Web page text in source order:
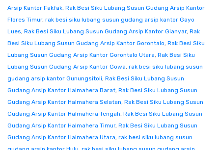
Arsip Kantor Fakfak, Rak Besi Siku Lubang Susun Gudang Arsip Kantor
Flores Timur, rak besi siku lubang susun gudang arsip kantor Gayo
Lues, Rak Besi Siku Lubang Susun Gudang Arsip Kantor Gianyar, Rak
Besi Siku Lubang Susun Gudang Arsip Kantor Gorontalo, Rak Besi Siku
Lubang Susun Gudang Arsip Kantor Gorontalo Utara, Rak Besi Siku
Lubang Susun Gudang Arsip Kantor Gowa, rak besi siku lubang susun
gudang arsip kantor Gunungsitoli, Rak Besi Siku Lubang Susun
Gudang Arsip Kantor Halmahera Barat, Rak Besi Siku Lubang Susun
Gudang Arsip Kantor Halmahera Selatan, Rak Besi Siku Lubang Susun
Gudang Arsip Kantor Halmahera Tengah, Rak Besi Siku Lubang Susun
Gudang Arsip Kantor Halmahera Timur, Rak Besi Siku Lubang Susun
Gudang Arsip Kantor Halmahera Utara, rak besi siku lubang susun